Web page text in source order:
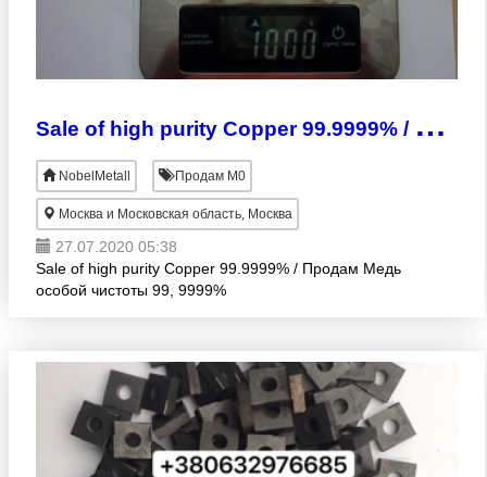
S
ale of high purity Copper 99.9999% / Продам Медь особой чистоты 99, 9999%
NobelMetall Продам М0
Москва и Московская область, Москва
27.07.2020 05:38
Sale of high purity Copper 99.9999% / Продам Медь
особой чистоты 99, 9999%